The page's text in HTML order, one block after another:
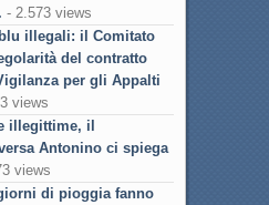
- 2.573 views
illegali: il Comitato
del contratto
per gli Appalti
views
illegittime, il
Antonino ci spiega
views
di pioggia fanno